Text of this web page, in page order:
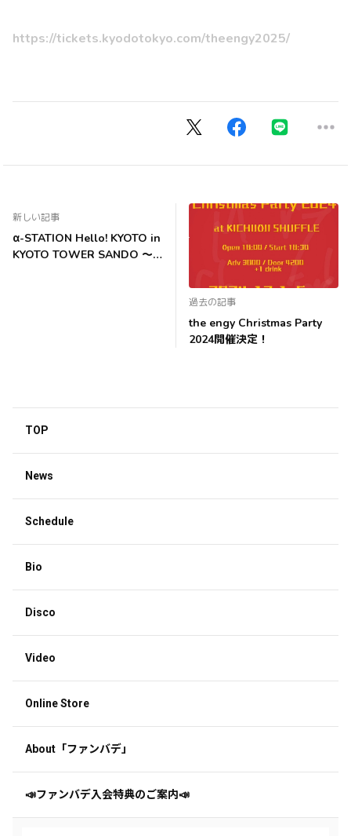
https://tickets.kyodotokyo.com/theengy2025/
新しい記事
α-STATION Hello! KYOTO in
KYOTO TOWER SANDO ～
過去の記事
the engy Christmas Party
2024開催決定！
TOP
News
Schedule
Bio
Disco
Video
Online Store
About「ファンバデ」
📣ファンバデ入会特典のご案内📣